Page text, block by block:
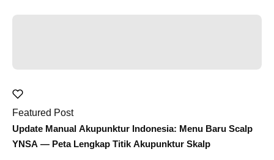
Featured Post
Update Manual Akupunktur Indonesia: Menu Baru Scalp
YNSA — Peta Lengkap Titik Akupunktur Skalp